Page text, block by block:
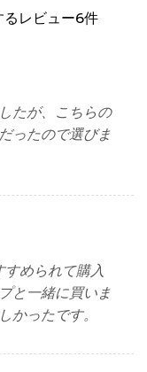
るレビュー6件
たが、こちらの
ったので選びま
すめられて購入
と一緒に買いま
かったです。